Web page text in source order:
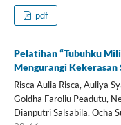
pdf
Pelatihan “Tubuhku
Mengurangi Kekerasan
Risca Aulia Risca, Auliya
Goldha Faroliu Peadutu,
Dianputri Salsabila, Ocha